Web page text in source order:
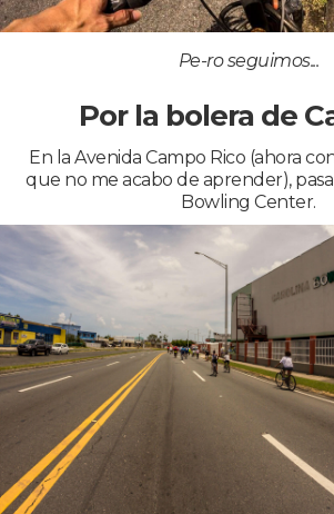
Pe-ro seguimos...
Por la bolera de
En la Avenida Campo Rico (ahora
que no me acabo de aprender),
Bowling Center.